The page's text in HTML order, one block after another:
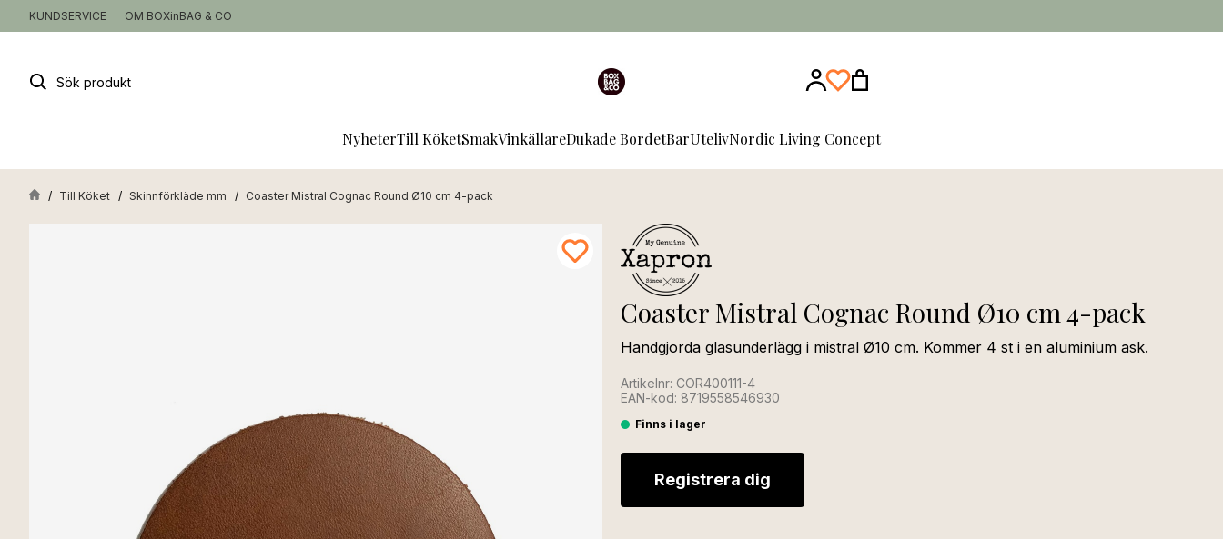
KUNDSERVICE OM BOXinBAG & CO
Sök
NyheterTill KöketSmakVinkällareDukade BordetBarUtelivNordic Living Concept
Till Köket Skinnförkläde mm Coaster Mistral Cognac Round Ø10 cm 4-pack
Coaster Mistral Cognac Round Ø10 cm 4-pack
Handgjorda glasunderlägg i mistral Ø10 cm. Kommer 4 st i en aluminium ask.
Artikelnr: COR400111-4
EAN-kod: 8719558546930
Finns i lager
Registrera dig